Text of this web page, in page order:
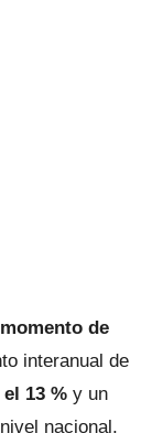
de
interanual de
el 13 % y un
nacional,